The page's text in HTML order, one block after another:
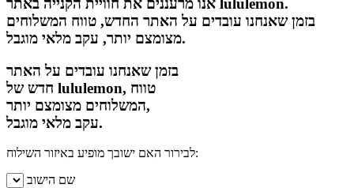
אנו מרעננים את חוויית הקנייה באתר lululemon.
בזמן שאנחנו עובדים על האתר החדש, טווח המשלוחים
מצומצם יותר, עקב מלאי מוגבל.
בזמן שאנחנו עובדים על האתר
חדש של lululemon, טווח
המשלוחים מצומצם יותר,
עקב מלאי מוגבל.
לבירור האם ישובך מופיע באיזור השילוח:
שם הישוב